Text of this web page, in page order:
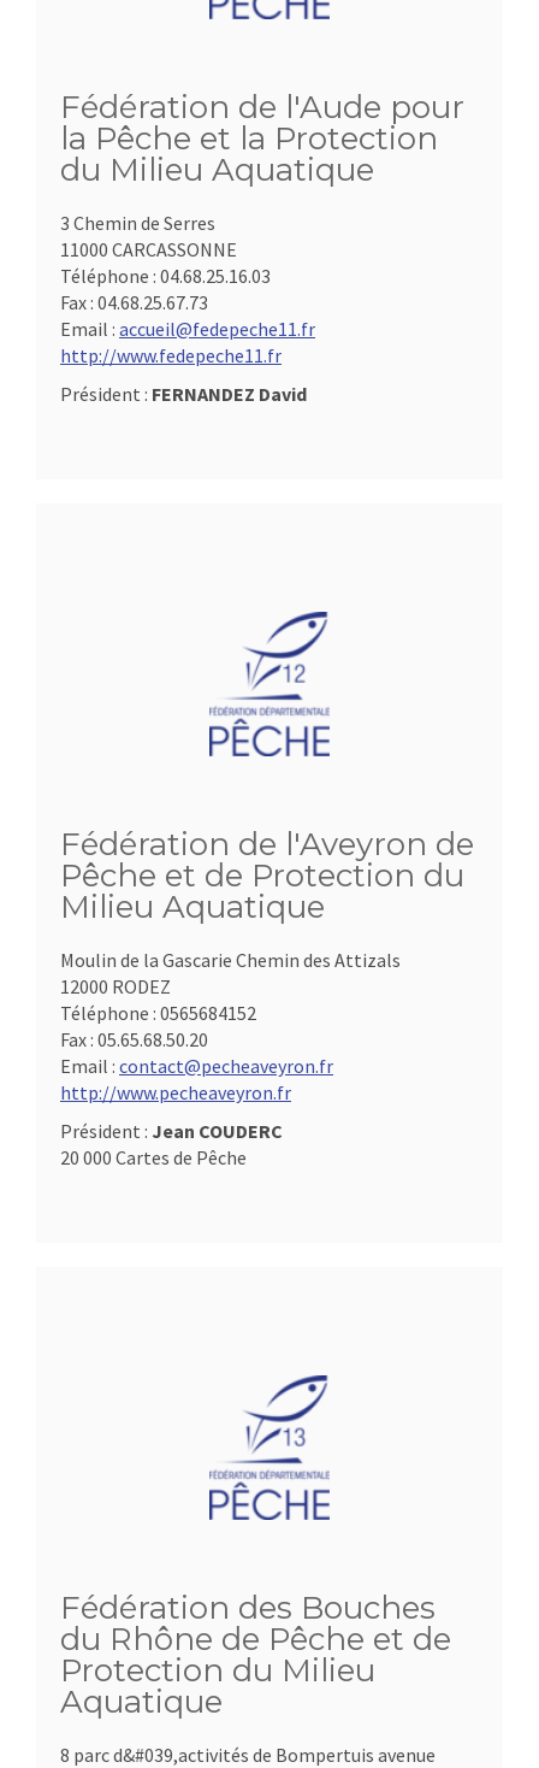
Fédération de l'Aude pour
la Pêche et la Protection
du Milieu Aquatique
3 Chemin de Serres
11000 CARCASSONNE
Téléphone : 04.68.25.16.03
Fax : 04.68.25.67.73
Email : accueil@fedepeche11.fr
http://www.fedepeche11.fr
Président : FERNANDEZ David
Fédération de l'Aveyron de
Pêche et de Protection du
Milieu Aquatique
Moulin de la Gascarie Chemin des Attizals
12000 RODEZ
Téléphone : 0565684152
Fax : 05.65.68.50.20
Email : contact@pecheaveyron.fr
http://www.pecheaveyron.fr
Président : Jean COUDERC
20 000 Cartes de Pêche
Fédération des Bouches
du Rhône de Pêche et de
Protection du Milieu
Aquatique
8 parc d&#039,activités de Bompertuis avenue